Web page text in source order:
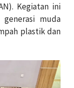
Kegiatan ini
generasi muda
plastik dan